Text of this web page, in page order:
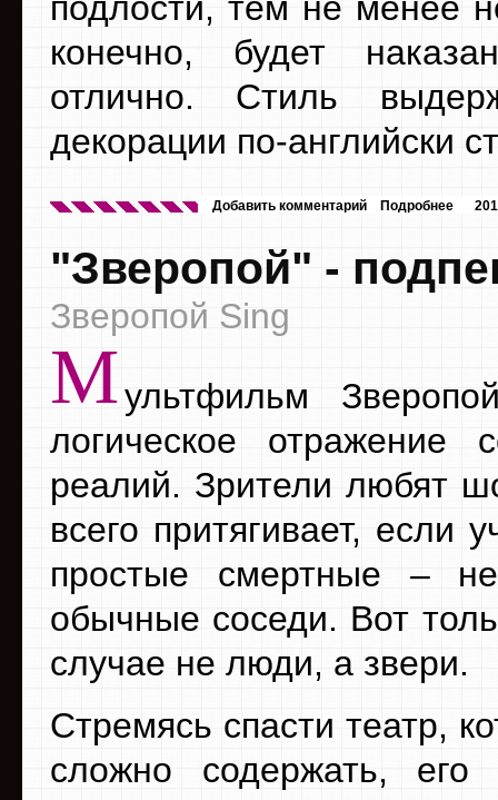
подлости, тем не менее
конечно, будет
отлично. Стиль
декорации по-английски
Добавить комментарий Подробнее
"Зверопой" -
Зверопой Sing
Мультфильм
логическое отражение
реалий. Зрители любят
всего притягивает, если
простые смертные –
обычные соседи. Вот
случае не люди, а звери.
Стремясь спасти театр,
сложно содержать, его